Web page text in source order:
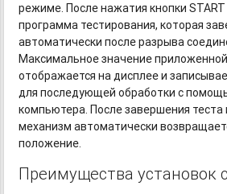
режиме. После нажатия кнопки START
программа тестирования, которая
автоматически после разрыва
Максимальное значение
отображается на дисплее и
для последующей обработки с
компьютера. После завершения теста
механизм автоматически
положение.
Преимущества установок